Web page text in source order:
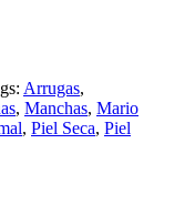
Arrugas,
, Manchas, Mario
, Piel Seca, Piel